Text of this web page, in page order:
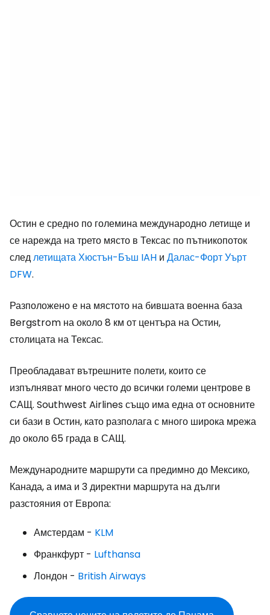
Остин е средно по големина международно летище и
се нарежда на трето място в Тексас по пътникопоток
следлетищата Хюстън-Бъш IAH и Далас-Форт Уърт
DFW.
Разположено е на мястото на бившата военна база
Bergstrom на около 8 км от центъра на Остин,
столицата на Тексас.
Преобладават вътрешните полети, които се
изпълняват много често до всички големи центрове в
САЩ. Southwest Airlines също има една от основните
си бази в Остин, като разполага с много широка мрежа
до около 65 града в САЩ.
Международните маршрути са предимно до Мексико,
Канада, а има и 3 директни маршрута на дълги
разстояния от Европа:
Амстердам - KLM
Франкфурт - Lufthansa
Лондон - British Airways